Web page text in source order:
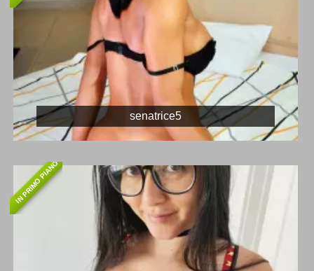
senatrice5
IN PRIMO PIANO